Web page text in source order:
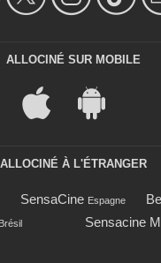
ALLOCINÉ SUR MOBILE
ALLOCINÉ À L'ÉTRANGER
SensaCine Espagne
Brésil Sensacine